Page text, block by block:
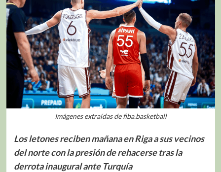
Imágenes extraídas de fiba.basketball
Los letones reciben mañana en Riga a sus vecinos
del norte con la presión de rehacerse tras la
derrota inaugural ante Turquía